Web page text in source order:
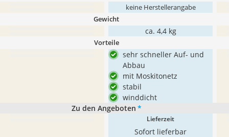
keine Herstellerangabe
Gewicht
ca. 4,4 kg
Vorteile
sehr schneller Auf- und
Abbau
mit Moskitonetz
stabil
winddicht
Zu den Angeboten *
Lieferzeit
Sofort lieferbar